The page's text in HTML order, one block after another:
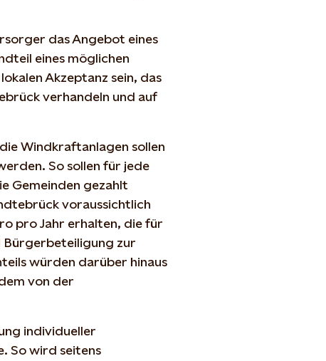
das Angebot eines
eines möglichen
Akzeptanz sein, das
verhandeln und auf
Windkraftanlagen sollen
So sollen für jede
Gemeinden gezahlt
voraussichtlich
pro Jahr erhalten, die für
Bürgerbeteiligung zur
würden darüber hinaus
von der
individueller
So wird seitens